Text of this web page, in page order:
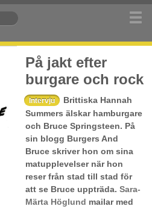
På jakt efter
burgare och rock
Intervju
Brittiska Hannah
Summers älskar hamburgare
och Bruce Springsteen. På
sin blogg Burgers And
Bruce skriver hon om sina
matupplevelser när hon
reser från stad till stad för
att se Bruce uppträda. Sara-
Märta Höglund mailar med